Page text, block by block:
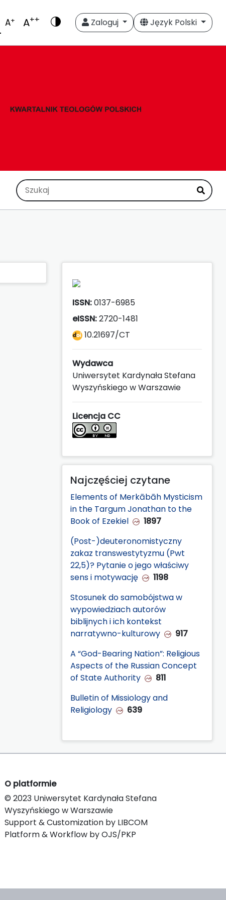
A+ A++ Zaloguj Język Polski
ISSN:0137-6985
eISSN:2720-1481
10.21697/CT
Wydawca
Uniwersytet Kardynała Stefana
Wyszyńskiego w Warszawie
Licencja CC
Najczęściej czytane
Elements of Merkābāh Mysticism
in the Targum Jonathan to the
Book of Ezekiel
1897
(Post-)deuteronomistyczny
zakaz transwestytyzmu (Pwt
22,5)? Pytanie o jego właściwy
sens i motywację
1198
Stosunek do samobójstwa w
wypowiedziach autorów
biblijnych i ich kontekst
narratywno-kulturowy
917
A “God-Bearing Nation”: Religious
Aspects of the Russian Concept
of State Authority
811
Bulletin of Missiology and
Religiology
639
O platformie
© 2023 Uniwersytet Kardynała Stefana
Wyszyńskiego w Warszawie
Support & Customization by LIBCOM
Platform & Workflow by OJS/PKP